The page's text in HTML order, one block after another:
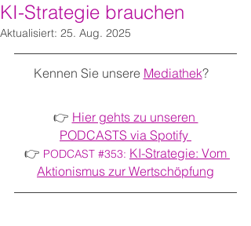
KI-Strategie brauchen
Aktualisiert: 25. Aug. 2025
Kennen Sie unsere Mediathek?
👉 Hier gehts zu unseren
PODCASTS via Spotify
👉 PODCAST #353: KI-Strategie: Vom
Aktionismus zur Wertschöpfung